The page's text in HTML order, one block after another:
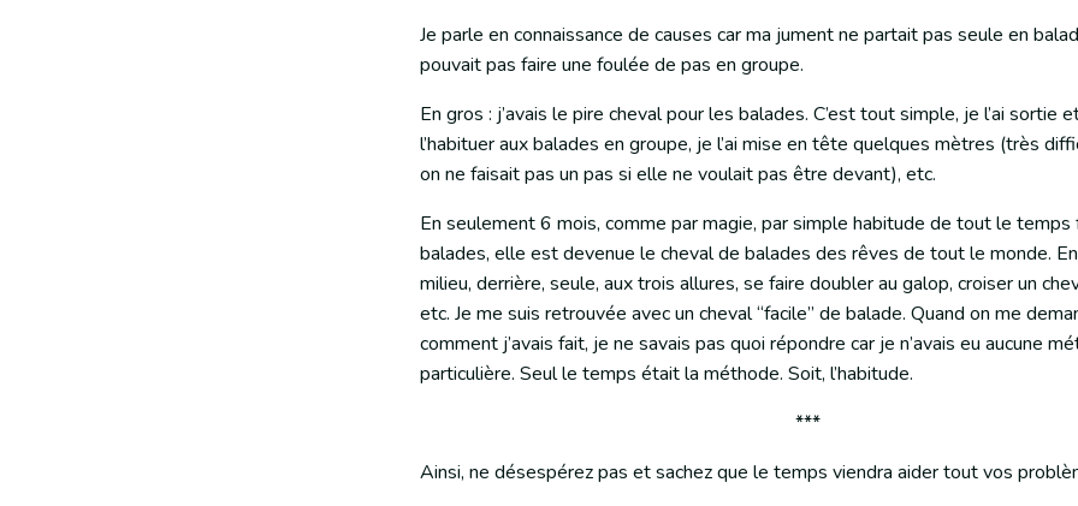
Je parle en connaissance de causes car ma jument ne partait pas seule en
pouvait pas faire une foulée de pas en groupe.
En gros : j’avais le pire cheval pour les balades. C’est tout simple, je l’ai sortie
l’habituer aux balades en groupe, je l’ai mise en tête quelques mètres (très
on ne faisait pas un pas si elle ne voulait pas être devant), etc.
En seulement 6 mois, comme par magie, par simple habitude de tout le temps
balades, elle est devenue le cheval de balades des rêves de tout le monde.
milieu, derrière, seule, aux trois allures, se faire doubler au galop, croiser un
etc. Je me suis retrouvée avec un cheval “facile” de balade. Quand on me
comment j’avais fait, je ne savais pas quoi répondre car je n’avais eu aucune
particulière. Seul le temps était la méthode. Soit, l’habitude.
***
Ainsi, ne désespérez pas et sachez que le temps viendra aider tout vos